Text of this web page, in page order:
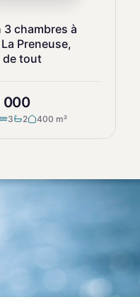
3 chambres à
Preneuse,
de tout
000
3 2 400 m²